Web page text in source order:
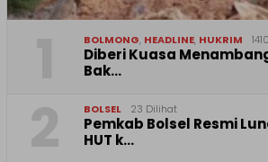
BOLMONG, HEADLINE, HUKRIM
Diberi Kuasa
Bak…
BOLSEL 23 Dilihat
Pemkab Bolsel Resmi
HUT k…